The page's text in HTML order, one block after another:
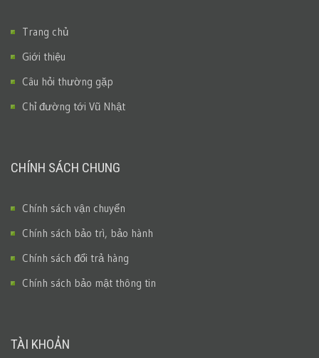
Trang chủ
Giới thiệu
Câu hỏi thường gặp
Chỉ đường tới Vũ Nhật
CHÍNH SÁCH CHUNG
Chính sách vận chuyển
Chính sách bảo trì, bảo hành
Chính sách đổi trả hàng
Chính sách bảo mật thông tin
TÀI KHOẢN